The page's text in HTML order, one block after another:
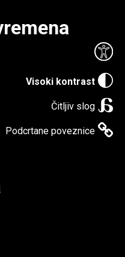
Visoki kontrast
Čitljiv slog
Podcrtane poveznice
knjiga.